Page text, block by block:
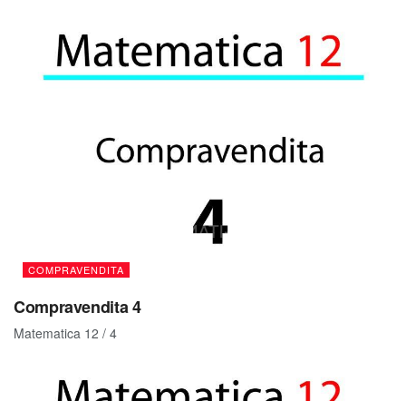
COMPRAVENDITA
Compravendita 4
Matematica 12 / 4